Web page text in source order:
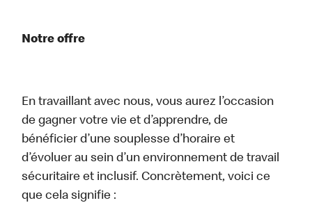
Notre offre
En travaillant avec nous, vous aurez l’occasion
de gagner votre vie et d’apprendre, de
bénéficier d’une souplesse d’horaire et
d’évoluer au sein d’un environnement de travail
sécuritaire et inclusif. Concrètement, voici ce
que cela signifie :